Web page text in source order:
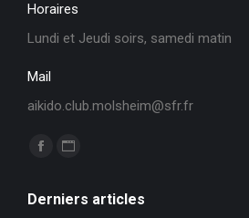
Horaires
Lundi et Jeudi soirs, samedi matin
Mail
aikido.club.molsheim@sfr.fr
Trouvez nous sur :
La
Facebook
La
Site
Derniers articles